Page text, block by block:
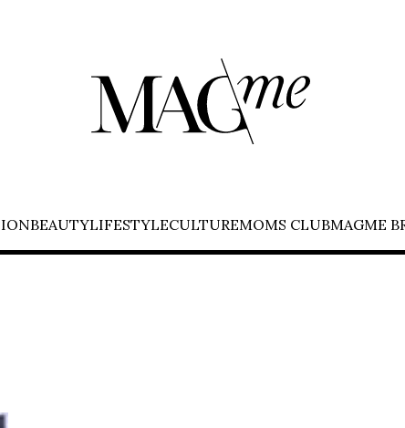
BEAUTYLIFESTYLECULTUREMOMS CLUBMAGME